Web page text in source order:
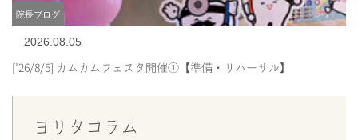
院長ブログ
2026.08.05
[’26/8/5] カムカムフェスタ開催①【準備・リハーサル】
ヨリタコラム